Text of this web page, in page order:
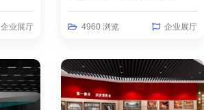
企业展厅 4960 浏览 企业展厅